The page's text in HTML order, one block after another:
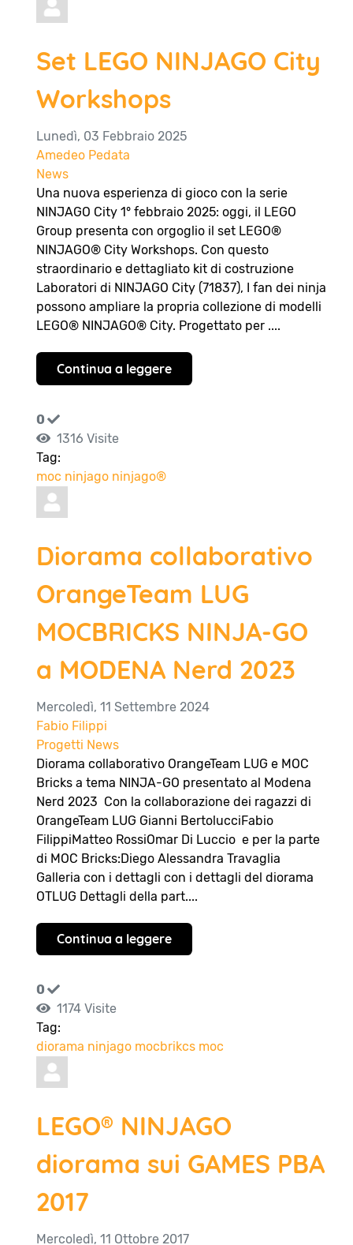
Set LEGO NINJAGO City
Workshops
Lunedì, 03 Febbraio 2025
Amedeo Pedata
News
Una nuova esperienza di gioco con la serie
NINJAGO City 1° febbraio 2025: oggi, il LEGO
Group presenta con orgoglio il set LEGO®
NINJAGO® City Workshops. Con questo
straordinario e dettagliato kit di costruzione
Laboratori di NINJAGO City (71837), I fan dei ninja
possono ampliare la propria collezione di modelli
LEGO® NINJAGO® City. Progettato per ....
Continua a leggere
0
1316 Visite
Tag:
moc ninjago ninjago®
Diorama collaborativo
OrangeTeam LUG
MOCBRICKS NINJA-GO
a MODENA Nerd 2023
Mercoledì, 11 Settembre 2024
Fabio Filippi
Progetti News
Diorama collaborativo OrangeTeam LUG e MOC
Bricks a tema NINJA-GO presentato al Modena
Nerd 2023 Con la collaborazione dei ragazzi di
OrangeTeam LUG Gianni BertolucciFabio
FilippiMatteo RossiOmar Di Luccio e per la parte
di MOC Bricks:Diego Alessandra Travaglia
Galleria con i dettagli con i dettagli del diorama
OTLUG Dettagli della part....
Continua a leggere
0
1174 Visite
Tag:
diorama ninjago mocbrikcs moc
LEGO® NINJAGO
diorama sui GAMES PBA
2017
Mercoledì, 11 Ottobre 2017